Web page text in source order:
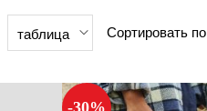
таблица Сортировать по
-30%